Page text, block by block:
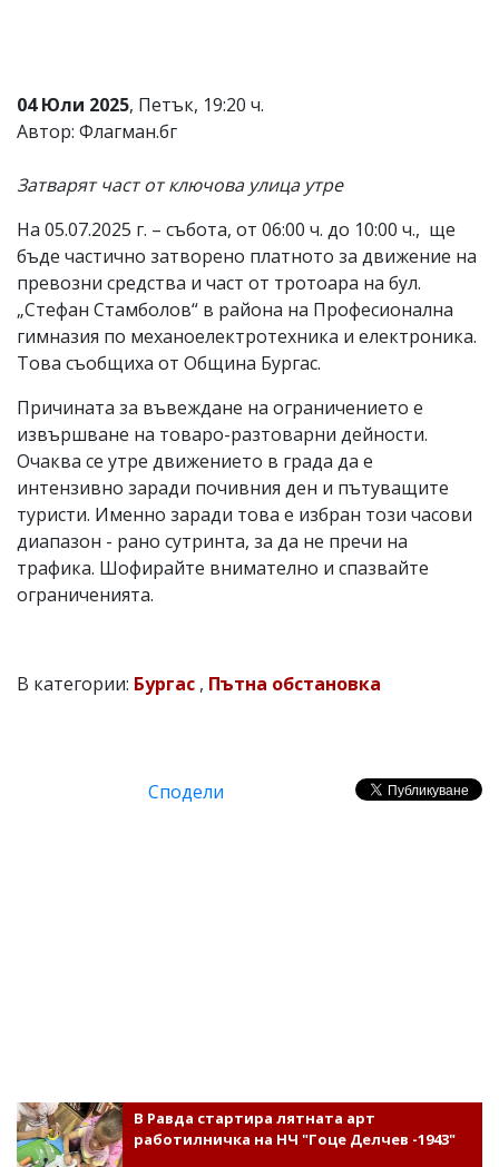
въвеждат
от
читателите
редакцията
носи
отговорност
за
тях!
Ако
откриете
обиден
за
коментар,
моля
сигнализирайте
ни!
04 Юли 2025, Петък, 19:20 ч.
Автор: Флагман.бг
Затварят част от ключова улица утре
На 05.07.2025 г. – събота, от 06:00 ч. до 10:00 ч., ще
бъде частично затворено платното за движение на
превозни средства и част от тротоара на бул.
„Стефан Стамболов“ в района на Професионална
гимназия по механоелектротехника и електроника.
Това съобщиха от Община Бургас.
Причината за въвеждане на ограничението е
извършване на товаро-разтоварни дейности.
Очаква се утре движението в града да е
интензивно заради почивния ден и пътуващите
туристи. Именно заради това е избран този часови
диапазон - рано сутринта, за да не пречи на
трафика. Шофирайте внимателно и спазвайте
ограниченията.
В категории: Бургас , Пътна обстановка
Сподели
В Равда стартира лятната арт
работилничка на НЧ "Гоце Делчев -1943"